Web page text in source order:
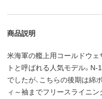
商品説明
米海軍の艦上用コールドウェ
トと呼ばれる人気モデル。
でしたが、こちらの後期は綿
ィ～袖までフリースライニン